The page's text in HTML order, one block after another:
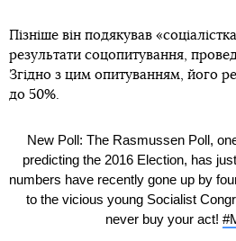
Пізніше він подякував
результати соцопитування,
Згідно з цим опитуванням, його
до 50%.
New Poll: The Rasmussen Poll,
predicting the 2016 Election, has
numbers have recently gone up by
to the vicious young Socialist
never buy your act!